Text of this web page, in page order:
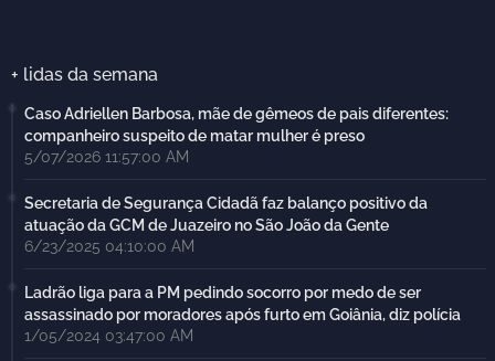
+ lidas da semana
Caso Adriellen Barbosa, mãe de gêmeos de pais diferentes:
companheiro suspeito de matar mulher é preso
5/07/2026 11:57:00 AM
Secretaria de Segurança Cidadã faz balanço positivo da
atuação da GCM de Juazeiro no São João da Gente
6/23/2025 04:10:00 AM
Ladrão liga para a PM pedindo socorro por medo de ser
assassinado por moradores após furto em Goiânia, diz polícia
1/05/2024 03:47:00 AM